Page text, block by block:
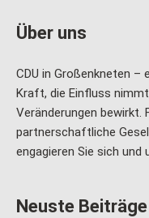
Über uns
CDU in Großenkneten –
Kraft, die Einfluss
Veränderungen bewirkt.
partnerschaftliche
engagieren Sie sich und
Neuste Beiträge